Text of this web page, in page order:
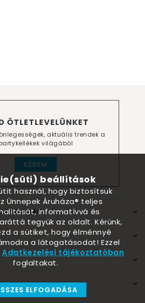
ÖTLETLEVELÜNKET
aktuális trendek a
világából
KÉREM
ALKALMAK
beállítások
használ, hogy biztosítsuk
Ünnepek Áruháza® teljes
informatívvá és
tegyük az oldalt. Kérünk,
a sütiket, hogy élménnyé
a látogatásodat! Ezzel
Adatkezelési tájékoztatóban
foglaltakat.
ELFOGADÁSA